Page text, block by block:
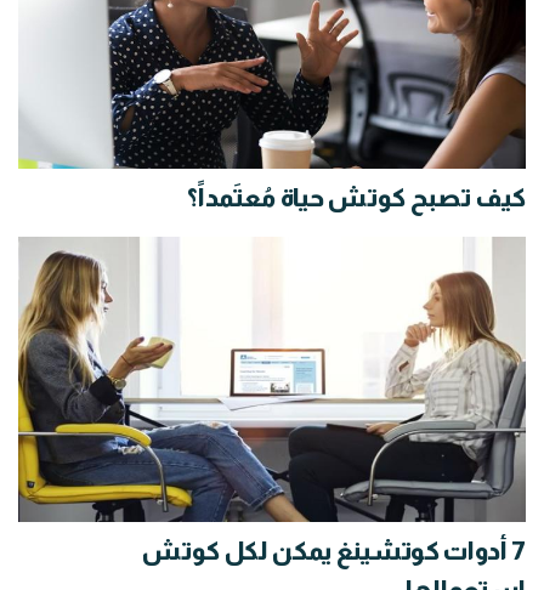
كيف تصبح كوتش حياة مُعتَمداً؟
7 أدوات كوتشينغ يمكن لكل كوتش